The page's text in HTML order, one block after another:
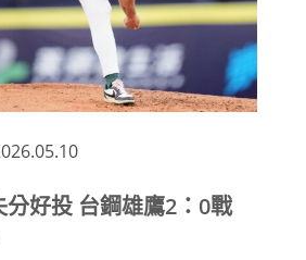
好投 台鋼雄鷹2：0戰